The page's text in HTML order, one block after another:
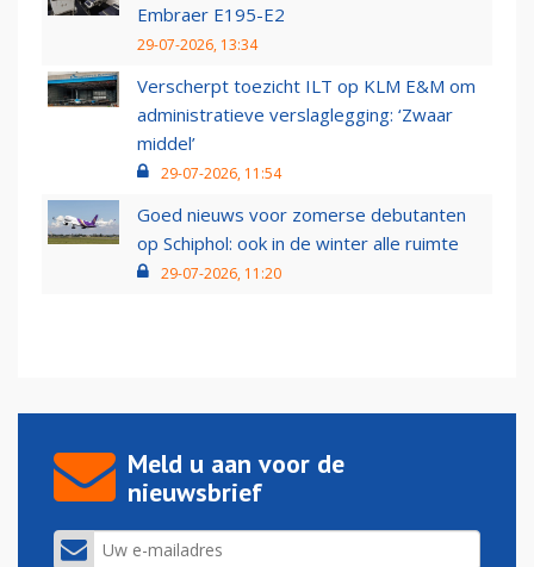
Embraer E195-E2
29-07-2026, 13:34
Verscherpt toezicht ILT op KLM E&M om
administratieve verslaglegging: ‘Zwaar
middel’
29-07-2026, 11:54
Goed nieuws voor zomerse debutanten
op Schiphol: ook in de winter alle ruimte
29-07-2026, 11:20
Meld u aan voor de
nieuwsbrief